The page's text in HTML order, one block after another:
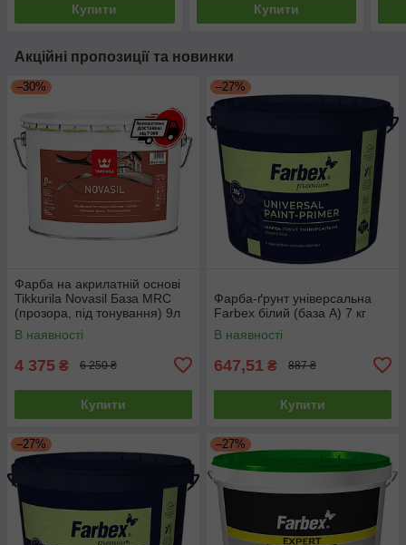
Купити Купити
Акційні пропозиції та новинки
–30%
Фарба на акрилатній основі
Tikkurila Novasil База MRС
(прозора, під тонування) 9л
В наявності
4 375 ₴ 6 250 ₴
Купити
–27%
Фарба-ґрунт універсальна
Farbex білий (база А) 7 кг
В наявності
647,51 ₴ 887 ₴
Купити
–27% –27%